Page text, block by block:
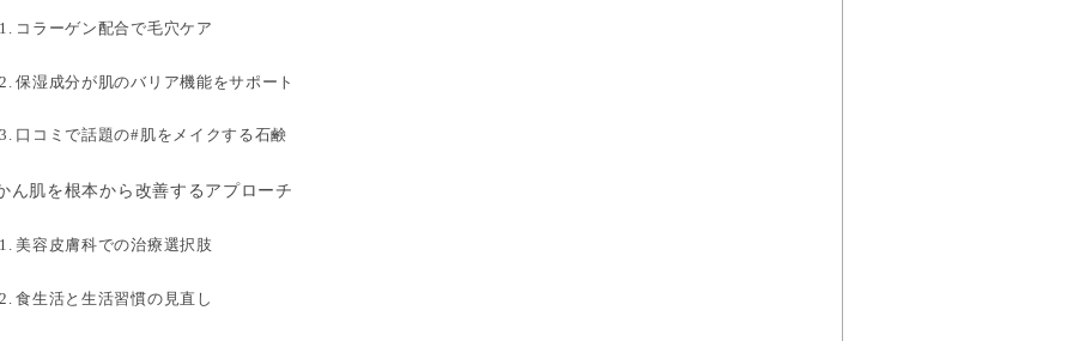
コラーゲン配合で毛穴ケア
保湿成分が肌のバリア機能をサポート
口コミで話題の#肌をメイクする石鹸
ん肌を根本から改善するアプローチ
美容皮膚科での治療選択肢
食生活と生活習慣の見直し